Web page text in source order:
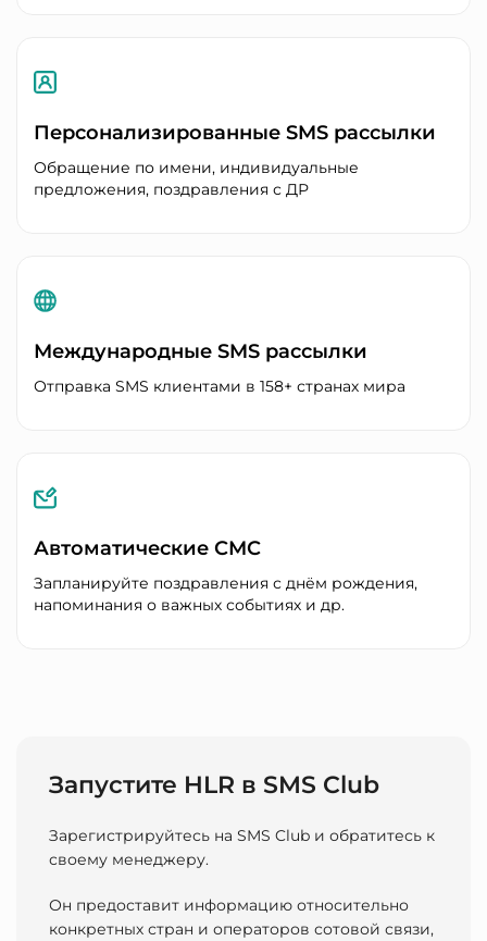
Персонализированные SMS рассылки
Обращение по имени, индивидуальные
предложения, поздравления с ДР
Международные SMS рассылки
Отправка SMS клиентами в 158+ странах мира
Автоматические СМС
Запланируйте поздравления с днём рождения,
напоминания о важных событиях и др.
Запустите HLR в SMS Club
Зарегистрируйтесь на SMS Club и обратитесь к
своему менеджеру.
Он предоставит информацию относительно
конкретных стран и операторов сотовой связи,